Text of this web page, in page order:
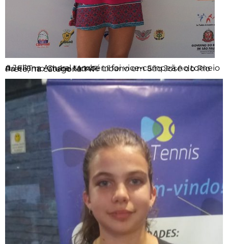
A Juliana Amaral também foi vice-campeã no torneio da FPT no Clube Monte Líbano em São José do Rio Preto, na categoria 14F